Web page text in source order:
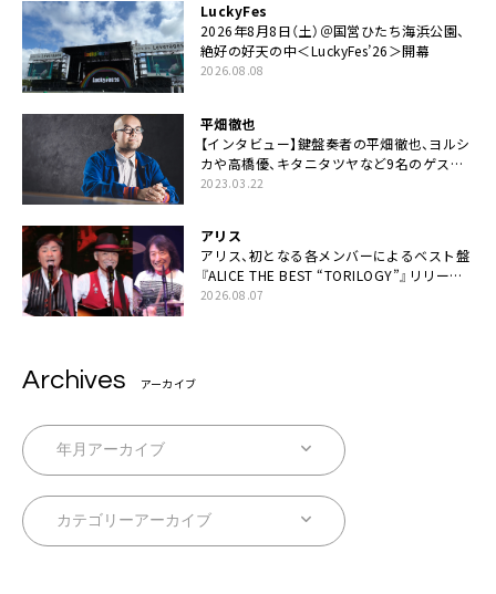
LuckyFes
2026年8月8日（土）＠国営ひたち海浜公園、
絶好の好天の中＜LuckyFes’26＞開幕
2026.08.08
平畑徹也
【インタビュー】鍵盤奏者の平畑徹也、ヨルシ
カや高橋優、キタニタツヤなど9名のゲスト
を迎えた初アルバムに音楽人生の総括「自分
2023.03.22
アリス
アリス、初となる各メンバーによるベスト盤
『ALICE THE BEST “TORILOGY”』リリース
決定
2026.08.07
Archives アーカイブ